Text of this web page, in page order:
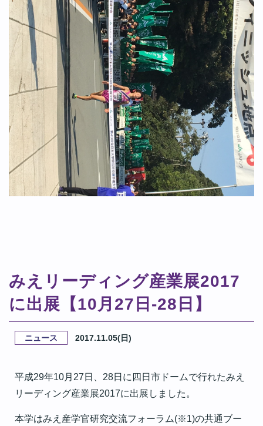
みえリーディング産業展2017
に出展【10月27日-28日】
ニュース 2017.11.05(日)
平成29年10月27日、28日に四日市ドームで行れたみえ
リーディング産業展2017に出展しました。
本学はみえ産学官研究交流フォーラム(※1)の共通ブー